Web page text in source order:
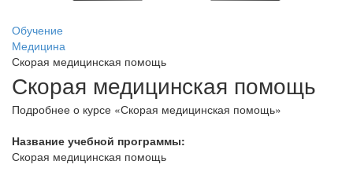
Обучение
Медицина
Скорая медицинская помощь
Скорая медицинская помощь
Подробнее о курсе «Скорая медицинская помощь»
Название учебной программы:
Скорая медицинская помощь